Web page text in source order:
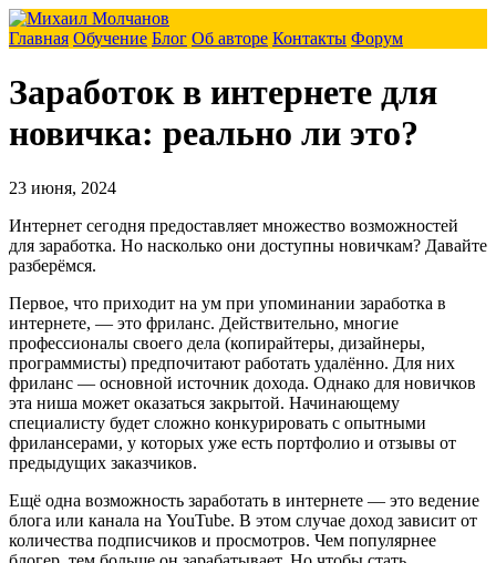
Главная Обучение Блог Об авторе Контакты Форум
Заработок в интернете для
новичка: реально ли это?
23 июня, 2024
Интернет сегодня предоставляет множество возможностей
для заработка. Но насколько они доступны новичкам? Давайте
разберёмся.
Первое, что приходит на ум при упоминании заработка в
интернете, — это фриланс. Действительно, многие
профессионалы своего дела (копирайтеры, дизайнеры,
программисты) предпочитают работать удалённо. Для них
фриланс — основной источник дохода. Однако для новичков
эта ниша может оказаться закрытой. Начинающему
специалисту будет сложно конкурировать с опытными
фрилансерами, у которых уже есть портфолио и отзывы от
предыдущих заказчиков.
Ещё одна возможность заработать в интернете — это ведение
блога или канала на YouTube. В этом случае доход зависит от
количества подписчиков и просмотров. Чем популярнее